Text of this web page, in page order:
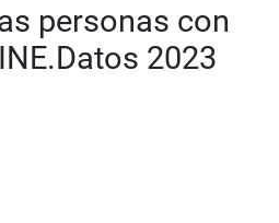
personas con
2023